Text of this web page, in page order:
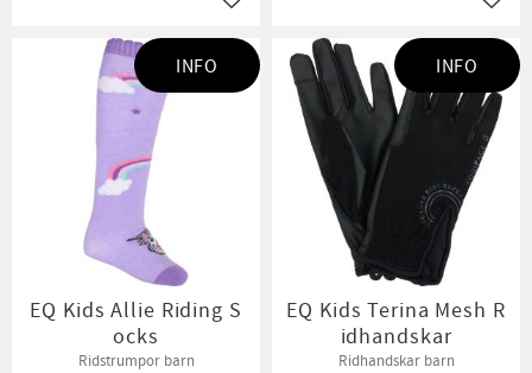
Lägg till i favoriter
EQ Kids Allie Riding S
ocks
Ridstrumpor barn
INFO
EQ Kids Terina Mesh R
idhandskar
Ridhandskar barn
INFO